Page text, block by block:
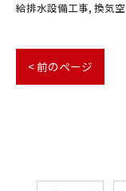
給排水設備工事 換気
< 前のページ